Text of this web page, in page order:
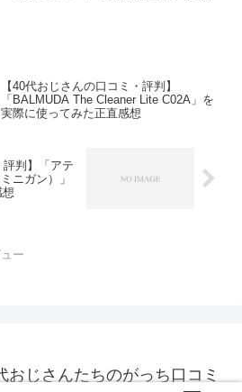
【40代おじさんの口コミ・評判】
「BALMUDA The Cleaner Lite C02A」を
実際に使ってみた正直感想
評判】「アテ
ニガン）」
ー
おじさんたちのがっち口コミ